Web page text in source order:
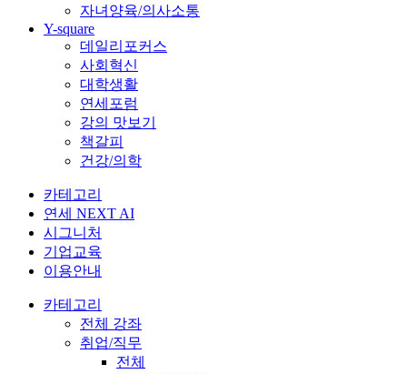
자녀양육/의사소통
Y-square
데일리포커스
사회혁신
대학생활
연세포럼
강의 맛보기
책갈피
건강/의학
카테고리
연세 NEXT AI
시그니처
기업교육
이용안내
카테고리
전체 강좌
취업/직무
전체